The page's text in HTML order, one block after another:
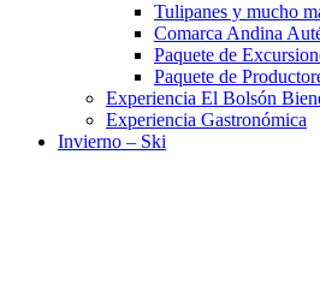
Tulipanes y mucho
Comarca Andina
Paquete de
Paquete de
Experiencia El Bolsón
Experiencia Gastronómica
Invierno – Ski